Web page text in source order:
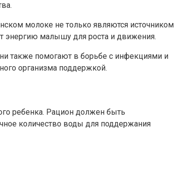
молоке не только являются источником
энергию малышу для роста и движения.
также помогают в борьбе с инфекциями и
организма поддержкой.
ребенка. Рацион должен быть
количество воды для поддержания